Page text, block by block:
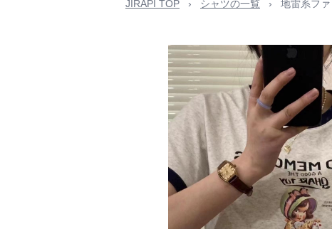
JIRAPI TOP › シャツの一覧 › 地雷系フ